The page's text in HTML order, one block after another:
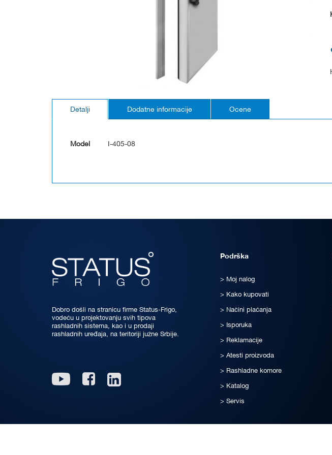
to
beginning
Detalji
Model I-405-08
Dodatne informacije Ocene
Dobro došli na stranicu firme Status-Frigo,
vodeću u projektovanju svih tipova
rashladnih sistema, kao i u prodaji
rashladnih uređaja, na teritoriji južne Srbije.
Youtube Facebook
Podrška
Moj nalog
Kako kupovati
Načini plaćanja
Isporuka
Reklamacije
Atesti proizvoda
Rashladne komore
Katalog
Servis